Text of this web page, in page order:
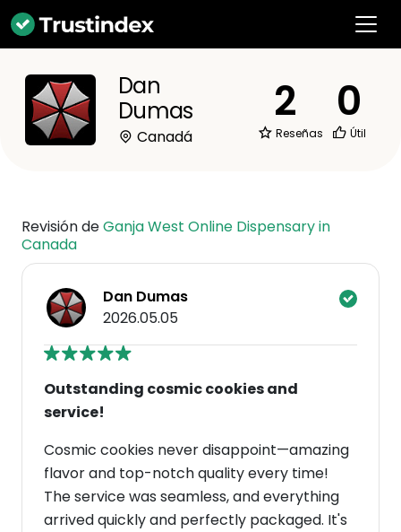
Dan
Dumas
Canadá
2
Reseñas
0
Útil
Revisión deGanja West Online Dispensary in
Canada
Dan Dumas
2026.05.05
Outstanding cosmic cookies and
service!
Cosmic cookies never disappoint—amazing
flavor and top-notch quality every time!
The service was seamless, and everything
arrived quickly and perfectly packaged. It's